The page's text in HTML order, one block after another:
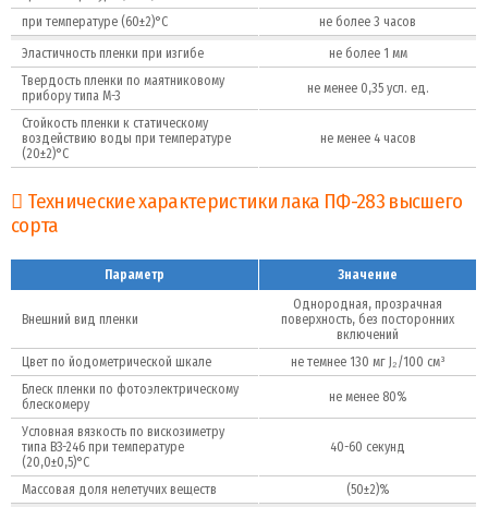
при температуре (60±2)°C
не более 3 часов
Эластичность пленки при изгибе
не более 1 мм
Твердость пленки по маятниковому
прибору типа М-3
не менее 0,35 усл. ед.
Стойкость пленки к статическому
воздействию воды при температуре
(20±2)°C
не менее 4 часов
Технические характеристики лака ПФ-283 высшего
сорта
Параметр Значение
Внешний вид пленки
Однородная, прозрачная
поверхность, без посторонних
включений
Цвет по йодометрической шкале
не темнее 130 мг J₂/100 см³
Блеск пленки по фотоэлектрическому
блескомеру
не менее 80%
Условная вязкость по вискозиметру
типа ВЗ-246 при температуре
(20,0±0,5)°C
40-60 секунд
Массовая доля нелетучих веществ
(50±2)%